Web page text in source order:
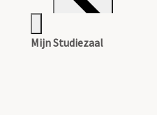
Mijn Studiezaal